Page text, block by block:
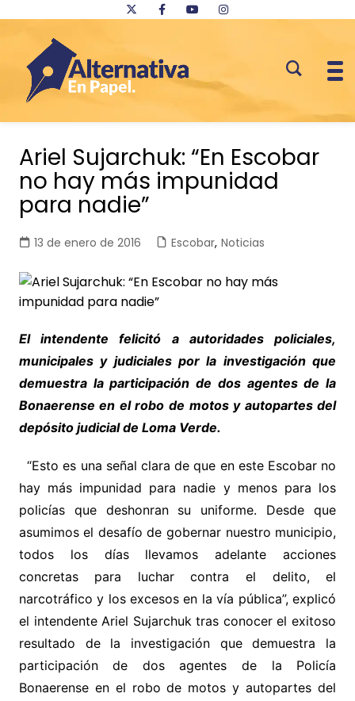
contenido
Ariel Sujarchuk: “En Escobar
no hay más impunidad
para nadie”
13 de enero de 2016 Escobar, Noticias
El intendente felicitó a autoridades policiales,
municipales y judiciales por la investigación que
demuestra la participación de dos agentes de la
Bonaerense en el robo de motos y autopartes del
depósito judicial de Loma Verde.
“Esto es una señal clara de que en este Escobar no
hay más impunidad para nadie y menos para los
policías que deshonran su uniforme. Desde que
asumimos el desafío de gobernar nuestro municipio,
todos los días llevamos adelante acciones
concretas para luchar contra el delito, el
narcotráfico y los excesos en la vía pública”, explicó
el intendente Ariel Sujarchuk tras conocer el exitoso
resultado de la investigación que demuestra la
participación de dos agentes de la Policía
Bonaerense en el robo de motos y autopartes del